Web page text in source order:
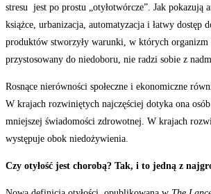
stresu jest po prostu „otyłotwórcze”. Jak pokazują
książce, urbanizacja, automatyzacja i łatwy dostęp
produktów stworzyły warunki, w których organizm
przystosowany do niedoboru, nie radzi sobie z
Rosnące nierówności społeczne i ekonomiczne
W krajach rozwiniętych najczęściej dotyka ona
mniejszej świadomości zdrowotnej. W krajach
występuje obok niedożywienia.
Czy otyłość jest chorobą? Tak, i to jedną z